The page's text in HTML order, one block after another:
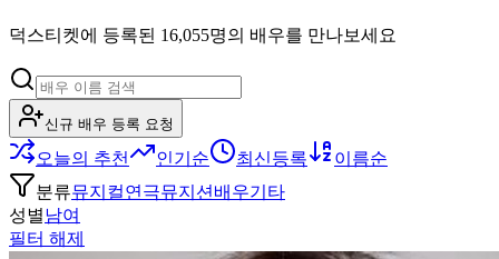
덕스티켓에 등록된 16,055명의 배우를 만나보세요
신규 배우 등록 요청
오늘의 추천 인기순 최신등록
이름순
분류뮤지컬연극뮤지션 배우기타
성별남여
필터 해제